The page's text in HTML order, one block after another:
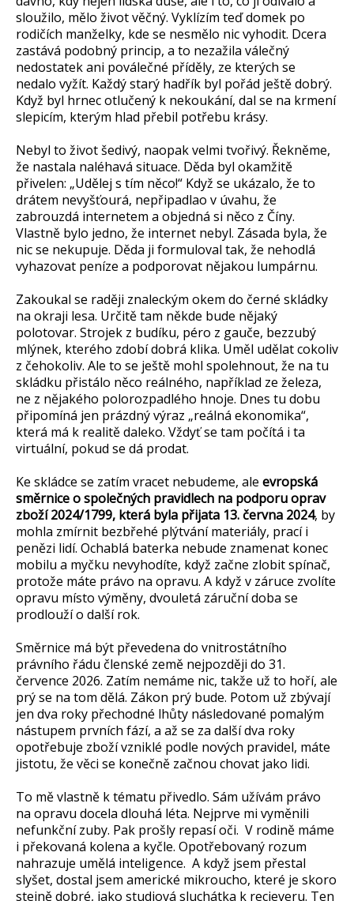
sloužilo, mělo život věčný. Vyklízím teď domek po
rodičích manželky, kde se nesmělo nic vyhodit. Dcera
zastává podobný princip, a to nezažila válečný
nedostatek ani poválečné příděly, ze kterých se
nedalo vyžít. Každý starý hadřík byl pořád ještě dobrý.
Když byl hrnec otlučený k nekoukání, dal se na krmení
slepicím, kterým hlad přebil potřebu krásy.
Nebyl to život šedivý, naopak velmi tvořivý. Řekněme,
že nastala naléhavá situace. Děda byl okamžitě
přivelen: „Udělej s tím něco!“ Když se ukázalo, že to
drátem nevyšťourá, nepřipadlao v úvahu, že
zabrouzdá internetem a objedná si něco z Číny.
Vlastně bylo jedno, že internet nebyl. Zásada byla, že
nic se nekupuje. Děda ji formuloval tak, že nehodlá
vyhazovat peníze a podporovat nějakou lumpárnu.
Zakoukal se raději znaleckým okem do černé skládky
na okraji lesa. Určitě tam někde bude nějaký
polotovar. Strojek z budíku, péro z gauče, bezzubý
mlýnek, kterého zdobí dobrá klika. Uměl udělat cokoliv
z čehokoliv. Ale to se ještě mohl spolehnout, že na tu
skládku přistálo něco reálného, například ze železa,
ne z nějakého polorozpadlého hnoje. Dnes tu dobu
připomíná jen prázdný výraz „reálná ekonomika“,
která má k realitě daleko. Vždyť se tam počítá i ta
virtuální, pokud se dá prodat.
Ke skládce se zatím vracet nebudeme, ale evropská
směrnice o společných pravidlech na podporu oprav
zboží 2024/1799, která byla přijata 13. června 2024, by
mohla zmírnit bezbřehé plýtvání materiály, prací i
penězi lidí. Ochablá baterka nebude znamenat konec
mobilu a myčku nevyhodíte, když začne zlobit spínač,
protože máte právo na opravu. A když v záruce zvolíte
opravu místo výměny, dvouletá záruční doba se
prodlouží o další rok.
Směrnice má být převedena do vnitrostátního
právního řádu členské země nejpozději do 31.
července 2026. Zatím nemáme nic, takže už to hoří, ale
prý se na tom dělá. Zákon prý bude. Potom už zbývají
jen dva roky přechodné lhůty následované pomalým
nástupem prvních fází, a až se za další dva roky
opotřebuje zboží vzniklé podle nových pravidel, máte
jistotu, že věci se konečně začnou chovat jako lidi.
To mě vlastně k tématu přivedlo. Sám užívám právo
na opravu docela dlouhá léta. Nejprve mi vyměnili
nefunkční zuby. Pak prošly repasí oči. V rodině máme
i překovaná kolena a kyčle. Opotřebovaný rozum
nahrazuje umělá inteligence. A když jsem přestal
slyšet, dostal jsem americké mikroucho, které je skoro
stejně dobré, jako studiová sluchátka k recieveru. Ten